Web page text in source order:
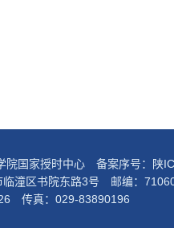
院国家授时中心 备案序号：
陕
临潼区书院东路3号 邮编：
传真：029-83890196